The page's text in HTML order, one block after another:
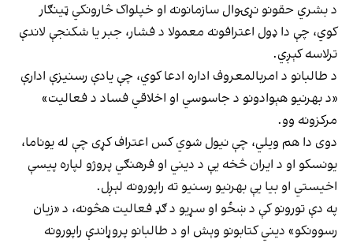
د بشري حقونو نړۍوال سازمانونه او خپلواک څارونکي ټینګار
کوي، چې دا ډول اعترافونه معمولا د فشار، جبر یا شکنجې لاندې
ترلاسه کېږي.
د طالبانو د امربالمعروف اداره ادعا کوي، چې یادې رسنيزې ادارې
«د بهرنیو هېوادونو د جاسوسي او اخلاقي فساد د فعالیت»
مرکزونه وو.
دوی دا هم ویلي، چې نیول شوي کس اعتراف کړی چې له یوناما،
یونسکو او د ایران څخه یې د دیني او فرهنګي پروژو لپاره پيسې
اخیستي او بیا يې بهرنیو رسنیو ته راپورونه لېږل.
په دې تورونو کې د ښځو او سړیو د ګډ فعالیت هڅونه، د «زیان
رسوونکو» ديني کتابونو وېش او د طالبانو پروړاندې راپورونه